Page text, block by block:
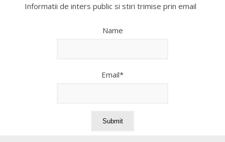
Informatii de inters public si stiri trimise prin email
Name
Email*